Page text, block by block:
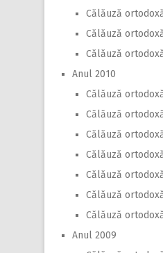
Călăuză
Călăuză
Călăuză
Anul 2010
Călăuză
Călăuză
Călăuză
Călăuză
Călăuză
Călăuză
Călăuză
Anul 2009